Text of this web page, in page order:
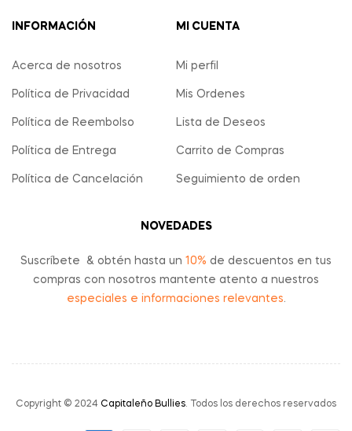
INFORMACIÓN
Acerca de nosotros
Política de Privacidad
Política de Reembolso
Política de Entrega
Política de Cancelación
MI CUENTA
Mi perfil
Mis Ordenes
Lista de Deseos
Carrito de Compras
Seguimiento de orden
NOVEDADES
Suscríbete & obtén hasta un 10% de descuentos en tus
compras con nosotros mantente atento a nuestros
especiales e informaciones relevantes.
Copyright © 2024 Capitaleño Bullies. Todos los derechos reservados